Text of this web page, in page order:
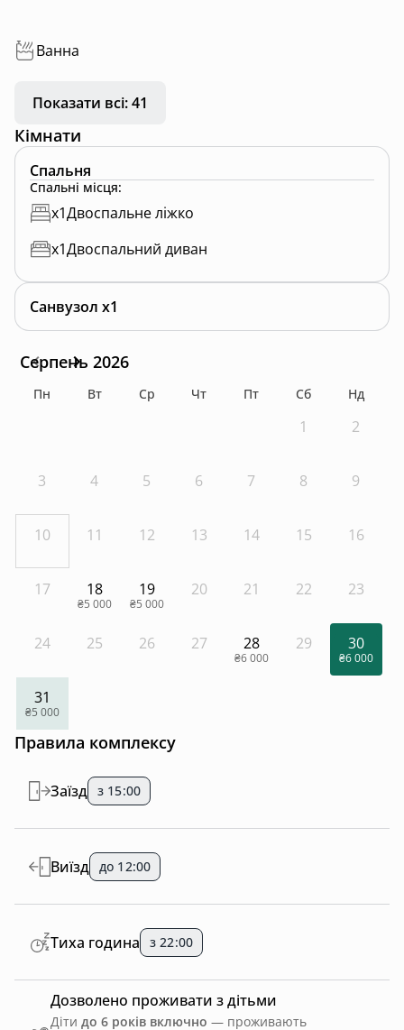
Ванна
Показати всі: 41
Кімнати
Спальня
Спальні місця:
x1Двоспальне ліжко
x1Двоспальний диван
Санвузол x1
Серпень 2026
Пн Вт Ср Чт Пт Сб Нд
1 2
3 4 5 6 7 8 9
10 11 12 13 14 15 16
17 18
₴5 000
19
₴5 000
20 21 22 23
24 25 26 27 28
₴6 000
29 30
₴6 000
31
₴5 000
Правила комплексу
Заїзд з 15:00
Виїзд до 12:00
Дозволено проживати з дітьми
Діти до 6 років включно — проживають
Тиха година з 22:00